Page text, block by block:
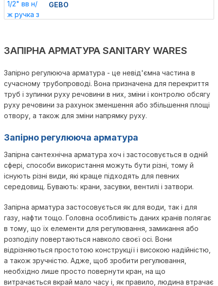
GEBO
ЗАПІРНА АРМАТУРА SANITARY WARES
Запірно регулююча арматура - це невід'ємна частина в
сучасному трубопроводі. Вона призначена для перекриття
труб і зупинки руху речовини в них, зміни і контролю обсягу
руху речовини за рахунок зменшення або збільшення площі
отвору, а також для зміни напрямку руху.
Запірно регулююча арматура
Запірна сантехнічна арматура хоч і застосовується в одній
сфері, способи використання можуть бути різні, тому й
існують різні види, які краще підходять для певних
середовищ. Бувають: крани, засувки, вентилі і затвори.
Запірна арматура застосовується як для води, так і для
газу, нафти тощо. Головна особливість даних кранів полягає
в тому, що їх елементи для регулювання, замикання або
розподілу повертаються навколо своєї осі. Вони
відрізняються простотою конструкції і високою надійністю,
а також зручністю. Адже, щоб зробити регулювання,
необхідно лише просто повернути кран, на що
витрачається вкрай мало часу і, як правило, людина втрачає